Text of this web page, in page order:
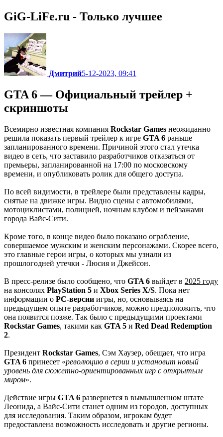
GiG-LiFe.ru - Только лучшее
Дмитрий5-12-2023, 09:41
GTA 6 — Официальный трейлер +
скриншоты
Всемирно известная компания Rockstar Games неожиданно
решила показать первый трейлер к игре GTA 6 раньше
запланированного времени. Причиной этого стал утечка
видео в сеть, что заставило разработчиков отказаться от
премьеры, запланированной на 17:00 по московскому
времени, и опубликовать ролик для общего доступа.
По всей видимости, в трейлере были представлены кадры,
снятые на движке игры. Видно сцены с автомобилями,
мотоциклистами, полицией, ночным клубом и пейзажами
города Вайс-Сити.
Кроме того, в конце видео было показано ограбление,
совершаемое мужским и женским персонажами. Скорее всего,
это главные герои игры, о которых мы узнали из
прошлогодней утечки - Люсия и Джейсон.
В пресс-релизе было сообщено, что GTA 6 выйдет в 2025 году
на консолях PlayStation 5 и Xbox Series X/S. Пока нет
информации о PC-версии игры, но, основываясь на
предыдущем опыте разработчиков, можно предположить, что
она появится позже. Так было с предыдущими проектами
Rockstar Games, такими как GTA 5 и Red Dead Redemption
2.
Президент Rockstar Games, Сэм Хаузер, обещает, что игра
GTA 6 принесет «революцию в серии и установит новый
уровень для сюжетно-ориентированных игр с открытым
миром».
Действие игры GTA 6 развернется в вымышленном штате
Леонида, а Вайс-Сити станет одним из городов, доступных
для исследования. Таким образом, игрокам будет
предоставлена возможность исследовать и другие регионы.